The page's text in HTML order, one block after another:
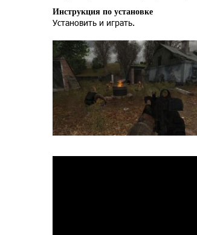
Инструкция по установке
Установить и играть.